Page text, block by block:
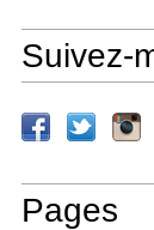
Suivez-
Pages